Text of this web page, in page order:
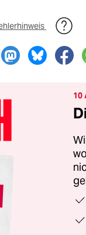
10